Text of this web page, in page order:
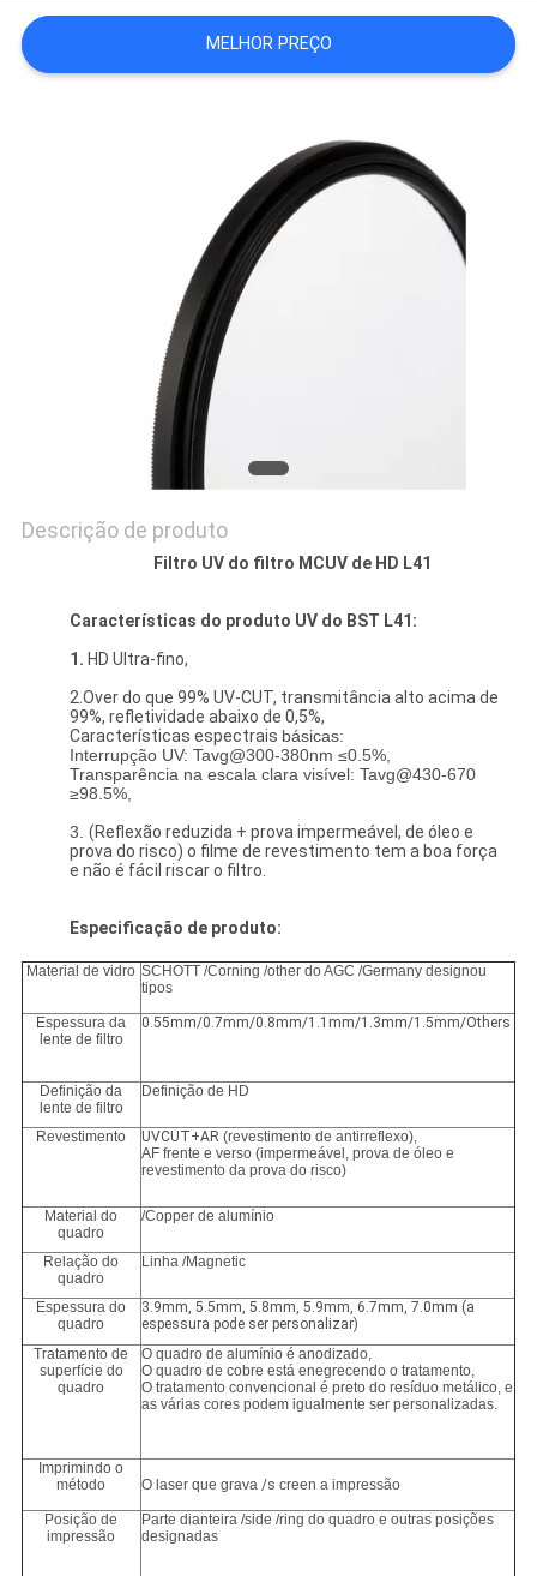
MAPA
DO
MELHOR PREÇO
Descrição de produto
Filtro UV do filtro MCUV de HD L41
Características do produto UV do BST L41:
1. HD Ultra-fino,
2.Over do que 99% UV-CUT, transmitância alto acima de
99%, refletividade abaixo de 0,5%,
Características espectrais básicas:
Interrupção UV: Tavg@300-380nm ≤0.5%,
Transparência na escala clara visível: Tavg@430-670
≥98.5%,
3. (Reflexão reduzida + prova impermeável, de óleo e
prova do risco) o filme de revestimento tem a boa força
e não é fácil riscar o filtro.
Especificação de produto:
Material de vidro SCHOTT /Corning /other do AGC /Germany designou
tipos
Espessura da
lente de filtro
0.55mm/0.7mm/0.8mm/1.1mm/1.3mm/1.5mm/Others
Definição da
lente de filtro
Definição de HD
Revestimento UVCUT+AR (revestimento de antirreflexo),
AF frente e verso (impermeável, prova de óleo e
revestimento da prova do risco)
Material do
quadro
/Copper de alumínio
Relação do
quadro
Linha /Magnetic
Espessura do
quadro
3.9mm, 5.5mm, 5.8mm, 5.9mm, 6.7mm, 7.0mm (a
espessura pode ser personalizar)
Tratamento de
superfície do
quadro
O quadro de alumínio é anodizado,
O quadro de cobre está enegrecendo o tratamento,
O tratamento convencional é preto do resíduo metálico, e
as várias cores podem igualmente ser personalizadas.
Imprimindo o
método
O laser que grava/s creen a impressão
Posição de
impressão
Parte dianteira /side /ring do quadro e outras posições
designadas